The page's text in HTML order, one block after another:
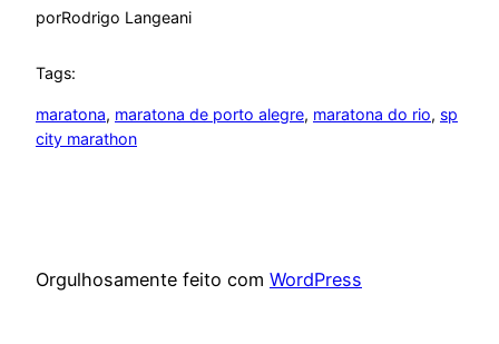
porRodrigo Langeani
Tags:
maratona, maratona de porto alegre, maratona do rio, sp
city marathon
Orgulhosamente feito com WordPress